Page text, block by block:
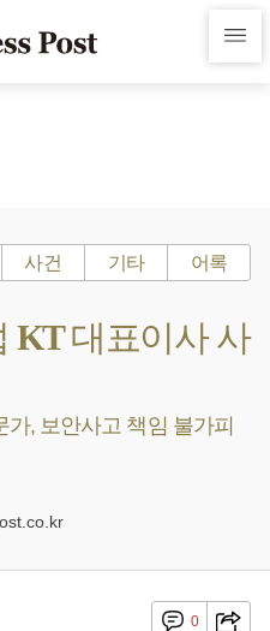
사건 기타 어록
KT 대표이사 사
, 보안사고 책임 불가피
0